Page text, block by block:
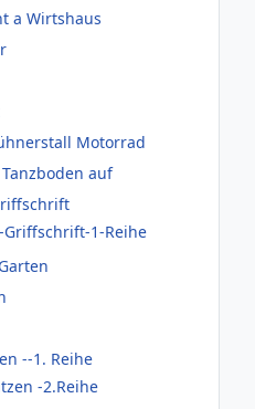
a Wirtshaus
Motorrad
auf
1-Reihe
--1. Reihe
-2.Reihe